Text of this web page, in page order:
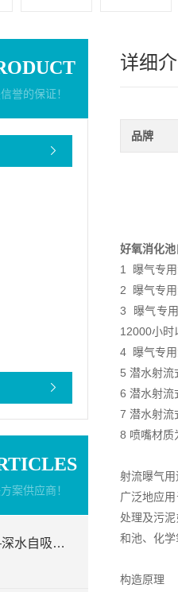
誉的保证！
案供应商！
水下的“呼吸”艺术——深水自吸式潜水曝气机的技术原理与核心优势
详细
品牌
好氧消化
1 曝气专
2 曝气专
3 曝气专
12000小时
4 曝气专用
5 潜水射流
6 潜水射流
7 潜水射流
8 喷嘴材质
射流曝气用
广泛地应
处理及污
和池、化
构造原理